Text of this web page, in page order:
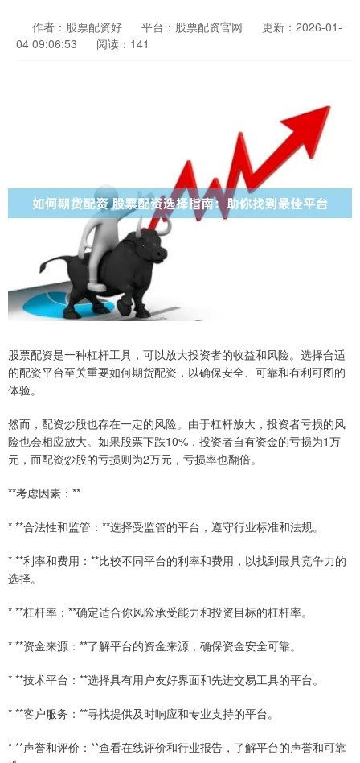
作者：股票配资好 平台：股票配资官网
更新：2026-01-
04 09:06:53
阅读：141
股票配资是一种杠杆工具，可以放大投资者的收益和风险。选择合适
的配资平台至关重要如何期货配资，以确保安全、可靠和有利可图的
体验。
然而，配资炒股也存在一定的风险。由于杠杆放大，投资者亏损的风
险也会相应放大。如果股票下跌10%，投资者自有资金的亏损为1万
元，而配资炒股的亏损则为2万元，亏损率也翻倍。
**考虑因素：**
* **合法性和监管：**选择受监管的平台，遵守行业标准和法规。
* **利率和费用：**比较不同平台的利率和费用，以找到最具竞争力的
选择。
* **杠杆率：**确定适合你风险承受能力和投资目标的杠杆率。
* **资金来源：**了解平台的资金来源，确保资金安全可靠。
* **技术平台：**选择具有用户友好界面和先进交易工具的平台。
* **客户服务：**寻找提供及时响应和专业支持的平台。
* **声誉和评价：**查看在线评价和行业报告，了解平台的声誉和可靠